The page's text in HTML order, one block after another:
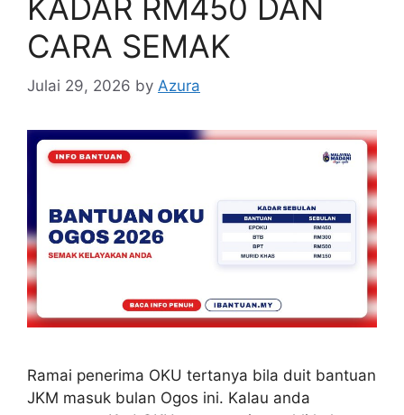
KADAR RM450 DAN
CARA SEMAK
Julai 29, 2026 by Azura
Ramai penerima OKU tertanya bila duit bantuan
JKM masuk bulan Ogos ini. Kalau anda